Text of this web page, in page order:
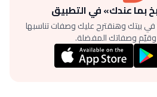
بما عندك» في التطبيق
بيتك وهنقترح عليك وصفات تناسبها
وصفاتك المفضلة.